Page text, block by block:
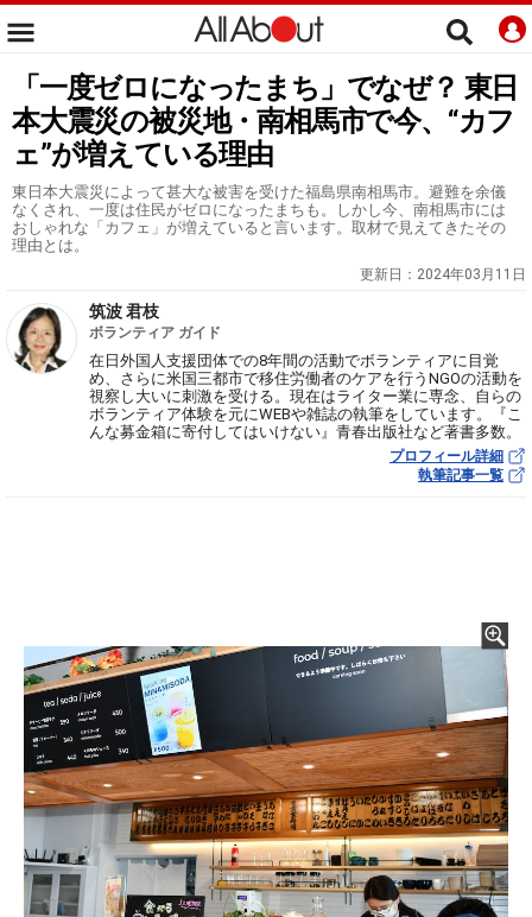
「一度ゼロになったまち」でなぜ？ 東日
本大震災の被災地・南相馬市で今、“カフ
ェ”が増えている理由
東日本大震災によって甚大な被害を受けた福島県南相馬市。避難を余儀
なくされ、一度は住民がゼロになったまちも。しかし今、南相馬市には
おしゃれな「カフェ」が増えていると言います。取材で見えてきたその
理由とは。
更新日： 2024年03月11日
筑波 君枝
ボランティア ガイド
在日外国人支援団体での8年間の活動でボランティアに目覚
め、さらに米国三都市で移住労働者のケアを行うNGOの活動を
視察し大いに刺激を受ける。現在はライター業に専念、自らの
ボランティア体験を元にWEBや雑誌の執筆をしています。『こ
んな募金箱に寄付してはいけない』青春出版社など著書多数。
プロフィール詳細
執筆記事一覧